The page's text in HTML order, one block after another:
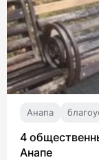
Анапа
4
Анапе